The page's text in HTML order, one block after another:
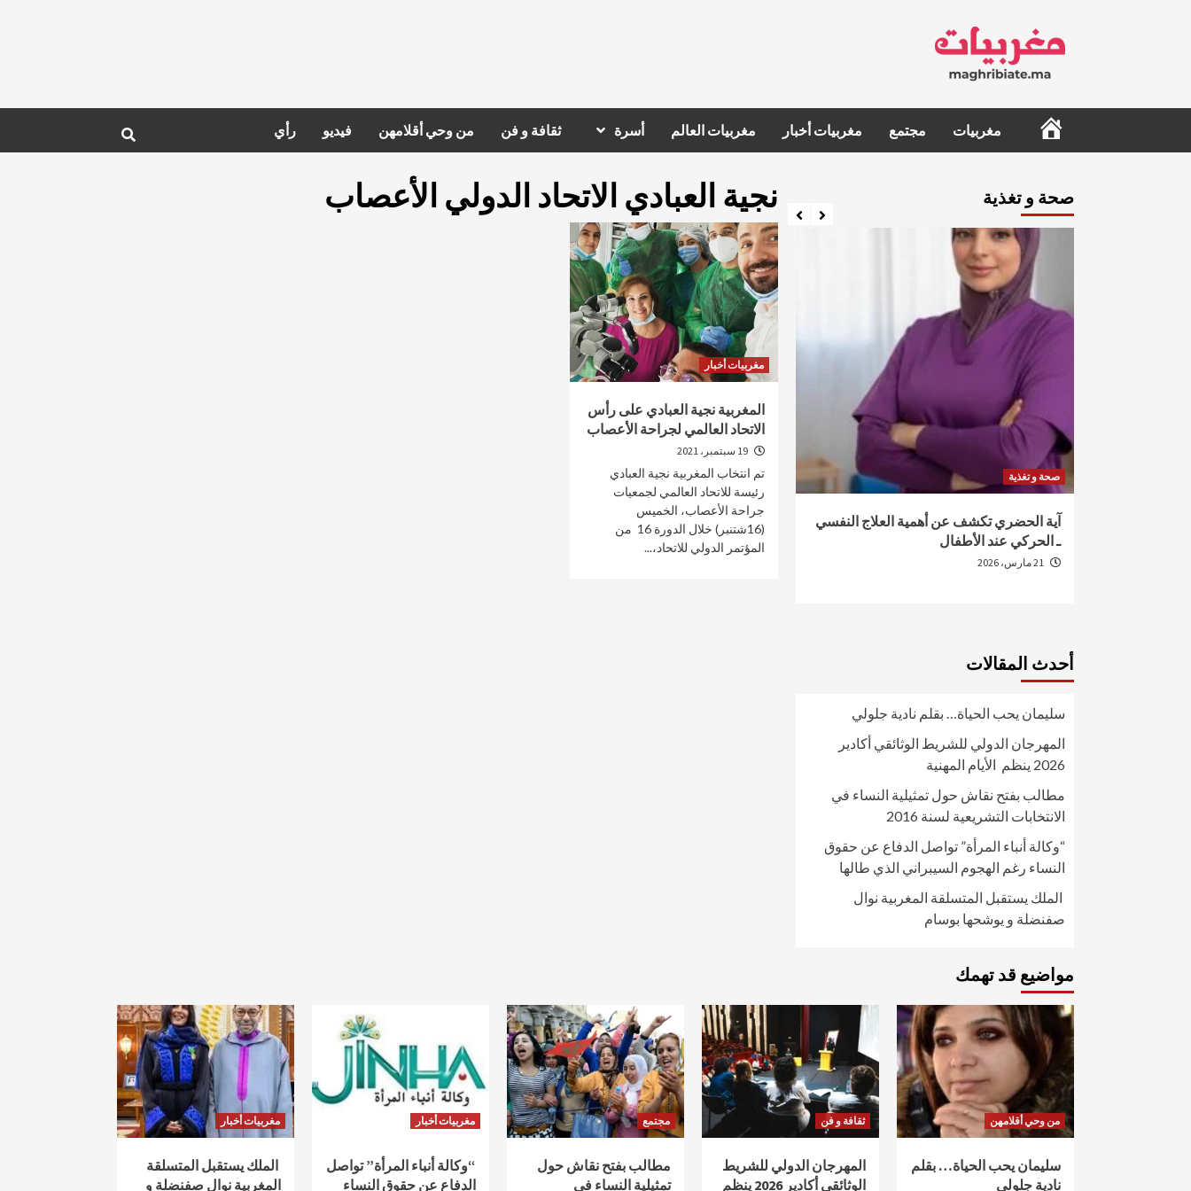
الرئيسيةمغربيات مجتمع مغربيات أخبار مغربيات العالم أسرة ثقافة و فن من وحي أقلامهن فيديو رأي
نجية العبادي الاتحاد الدولي الأعصاب
مغربيات أخبار
المغربية نجية العبادي على رأس
الاتحاد العالمي لجراحة الأعصاب
تم انتخاب المغربية نجية العبادي
رئيسة للاتحاد العالمي لجمعيات
جراحة الأعصاب، الخميس
(16شتنبر) خلال الدورة 16 من
المؤتمر الدولي للاتحاد،...
صحة و تغذية
صحة و تغذية
آية الحضري تكشف عن أهمية العلاج النفسي
ـ الحركي عند الأطفال
صحة و تغذية
خلال ندوة علمية…الإعلان عن انطلاق علاج
سرطان البروستات في المغرب بتقنية
“الهايفو”
أحدث المقالات
سليمان يحب الحياة… بقلم نادية جلولي
المهرجان الدولي للشريط الوثائقي أكادير
2026 ينظم الأيام المهنية
مطالب بفتح نقاش حول تمثيلية النساء في
الانتخابات التشريعية لسنة 2016
“وكالة أنباء المرأة” تواصل الدفاع عن حقوق
النساء رغم الهجوم السيبراني الذي طالها
الملك يستقبل المتسلقة المغربية نوال
صفنضلة و يوشحها بوسام
مواضيع قد تهمك
من وحي أقلامهن
سليمان يحب الحياة… بقلم
نادية جلولي
ثقافة و فن
المهرجان الدولي للشريط
الوثائقي أكادير 2026 ينظم
مجتمع
مطالب بفتح نقاش حول
تمثيلية النساء في
مغربيات أخبار
“وكالة أنباء المرأة” تواصل
الدفاع عن حقوق النساء
مغربيات أخبار
الملك يستقبل المتسلقة
المغربية نوال صفنضلة و